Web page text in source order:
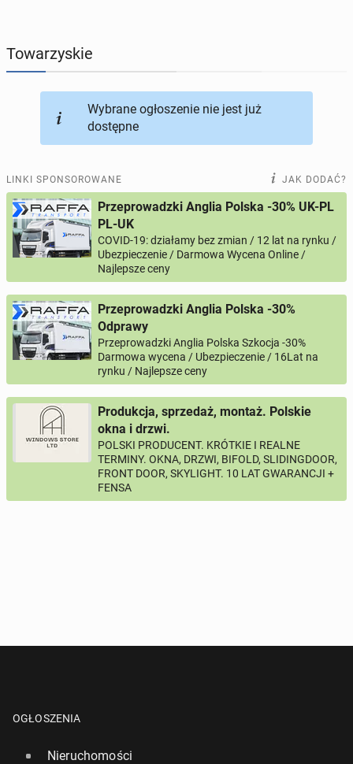
KUPIĘ & SPRZEDAM
Towarzyskie
Wybrane ogłoszenie nie jest już
dostępne
LINKI SPONSOROWANE JAK DODAĆ?
Przeprowadzki Anglia Polska -30% UK-PL
PL-UK
COVID-19: działamy bez zmian / 12 lat na rynku /
Ubezpieczenie / Darmowa Wycena Online /
Najlepsze ceny
Przeprowadzki Anglia Polska -30%
Odprawy
Przeprowadzki Anglia Polska Szkocja -30%
Darmowa wycena / Ubezpieczenie / 16Lat na
rynku / Najlepsze ceny
Produkcja, sprzedaż, montaż. Polskie
okna i drzwi.
POLSKI PRODUCENT. KRÓTKIE I REALNE
TERMINY. OKNA, DRZWI, BIFOLD, SLIDINGDOOR,
FRONT DOOR, SKYLIGHT. 10 LAT GWARANCJI +
FENSA
OGŁOSZENIA
Nieruchomości